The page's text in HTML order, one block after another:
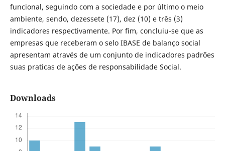
funcional, seguindo com a sociedade e por último o meio
ambiente, sendo, dezessete (17), dez (10) e três (3)
indicadores respectivamente. Por fim, concluiu-se que as
empresas que receberam o selo IBASE de balanço social
apresentam através de um conjunto de indicadores padrões
suas praticas de ações de responsabilidade Social.
Downloads